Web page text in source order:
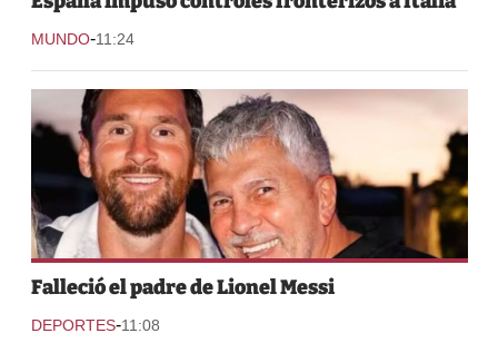
MUNDO-11:24
Falleció el padre de Lionel Messi
DEPORTES-11:08